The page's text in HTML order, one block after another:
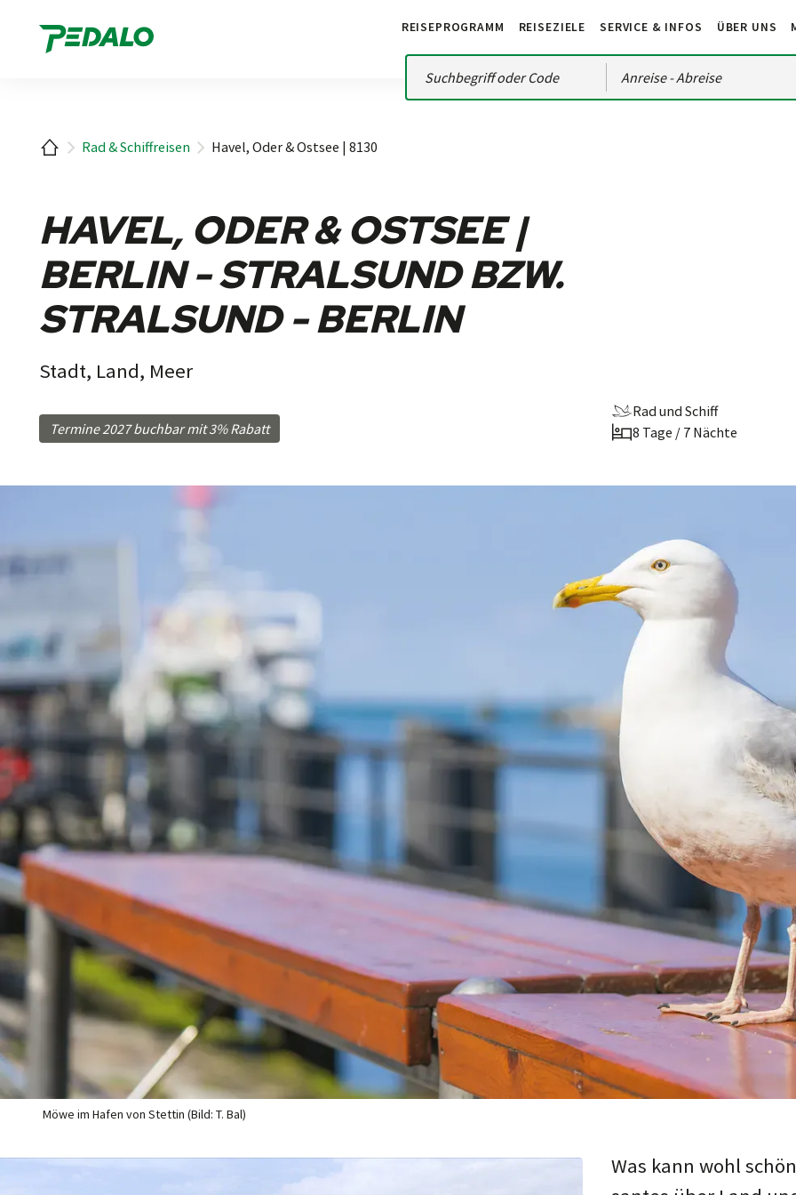
REISEPROGRAMM REISEZIELE SERVICE & INFOS ÜBER UNS
Anreise- Abreise
StartseiteRad & Schiffreisen Havel, Oder & Ostsee | 8130
HAVEL, ODER & OSTSEE |
BERLIN - STRALSUND BZW.
STRALSUND - BERLIN
Stadt, Land, Meer
Termine 2027 buchbar mit 3% Rabatt
Rad und Schiff
8 Tage / 7 Nächte
Möwe im Hafen von Stettin (Bild: T. Bal)
Was kann wohl